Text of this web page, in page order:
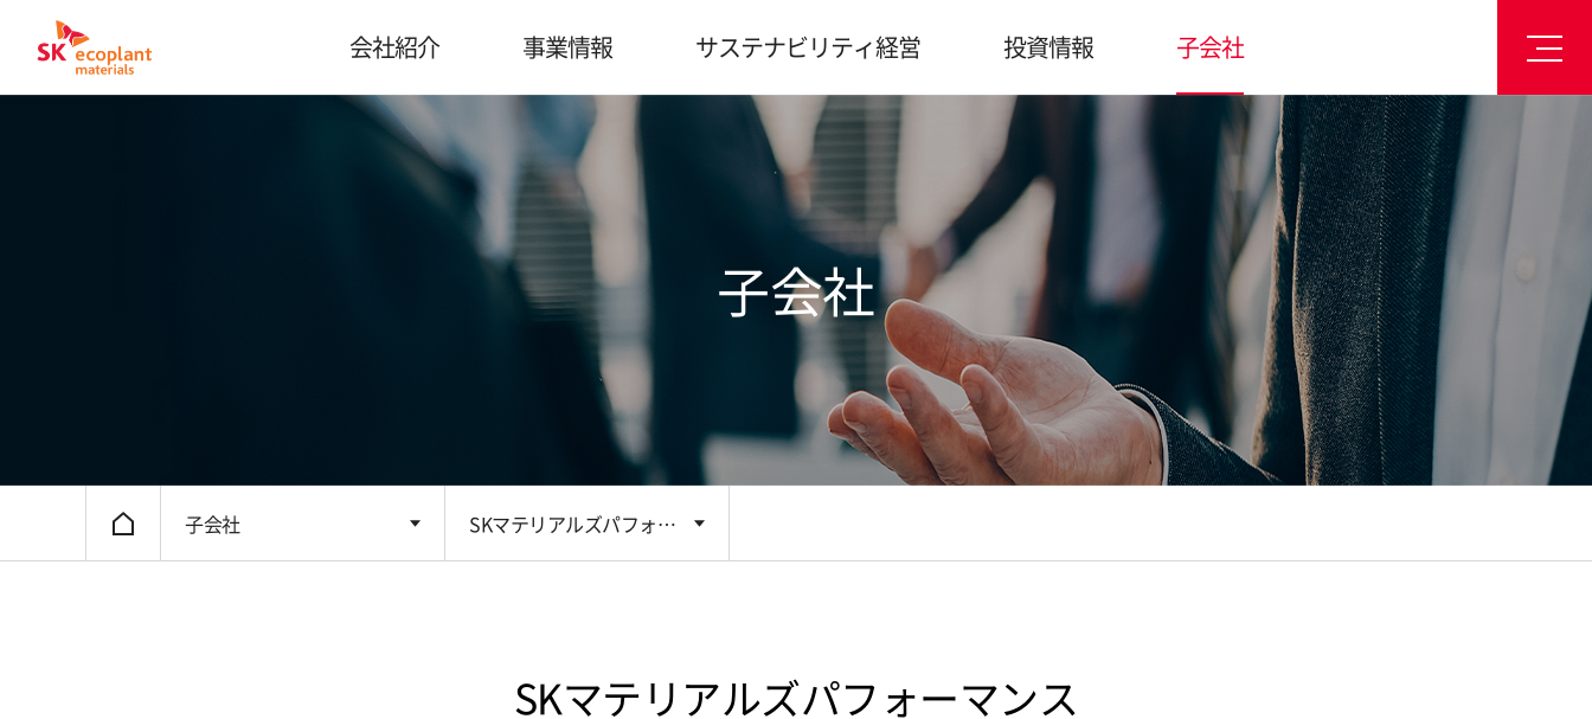
会社紹介 事業情報 サステナビリティ経営 投資情報 子会社
子会社
子会社 SKマテリアルズパフォー
SKマテリアルズパフォーマンス